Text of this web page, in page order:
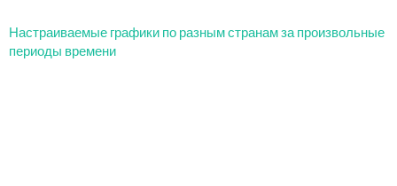
Настраиваемые графики по разным странам за произвольные
периоды времени